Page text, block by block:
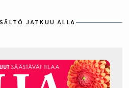
JATKUU ALLA